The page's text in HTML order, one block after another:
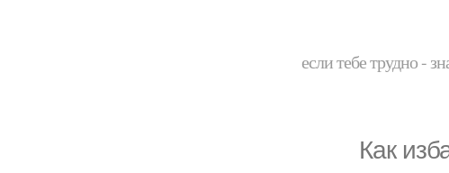
если тебе трудно -
Как